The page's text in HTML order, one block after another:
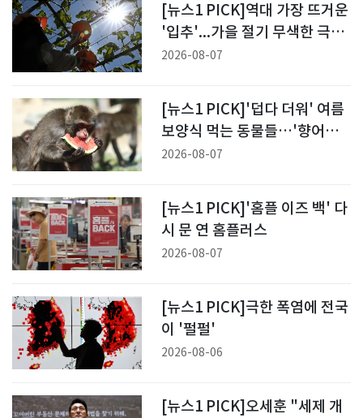
[뉴스1 PICK]역대 가장 뜨거운
'입추'...가을 절기 무색한 극심
한 폭염
2026-08-07
[뉴스1 PICK]'덥다 더워' 여름
보양식 먹는 동물들…'향어에
수박까지 즐긴다'
2026-08-07
[뉴스1 PICK]'홈플 이즈 백' 다
시 문 연 홈플러스
2026-08-07
[뉴스1 PICK]극한 폭염에 전국
이 '펄펄'
2026-08-06
[뉴스1 PICK]오세훈 "세제 개